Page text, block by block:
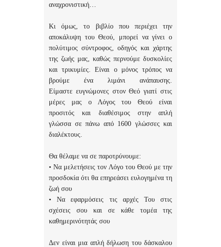
αναχρονιστική…
Κι όμως, το βιβλίο που περιέχει την
αποκάλυψη του Θεού, μπορεί να γίνει ο
πολύτιμος σύντροφος, οδηγός και χάρτης
της ζωής μας, καθώς περνούμε δυσκολίες
και τρικυμίες. Είναι ο μόνος τρόπος να
βρούμε ένα λιμάνι ανάπαυσης.
Είμαστε ευγνώμονες στον Θεό γιατί στις
μέρες μας ο Λόγος του Θεού είναι
προσιτός και διαθέσιμος στην απλή
γλώσσα σε πάνω από 1600 γλώσσες και
διαλέκτους.
Θα θέλαμε να σε παροτρύνουμε:
• Να μελετήσεις τον Λόγο του Θεού με την
προσδοκία ότι θα επηρεάσει ευλογημένα τη
ζωή σου
• Να εφαρμόσεις τις αρχές Του στις
σχέσεις σου και σε κάθε τομέα της
καθημερινότητάς σου
Δεν είναι μια απλή δήλωση του δάσκαλου